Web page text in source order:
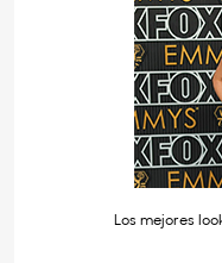
Los mejores